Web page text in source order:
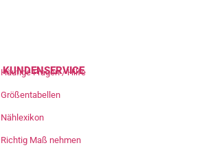
KUNDENSERVICE
Häufige Fragen / Hilfe
Größentabellen
Nählexikon
Richtig Maß nehmen